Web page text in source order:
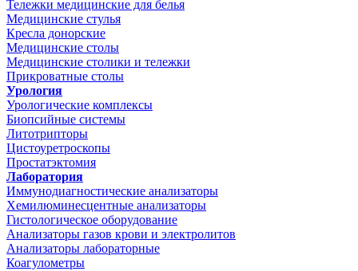
Тележки медицинские для белья
Медицинские стулья
Кресла донорские
Медицинские столы
Медицинские столики и тележки
Прикроватные столы
Урология
Урологические комплексы
Биопсийные системы
Литотрипторы
Цистоуретроскопы
Простатэктомия
Лаборатория
Иммунодиагностические анализаторы
Хемилюминесцентные анализаторы
Гистологическое оборудование
Анализаторы газов крови и электролитов
Анализаторы лабораторные
Коагулометры